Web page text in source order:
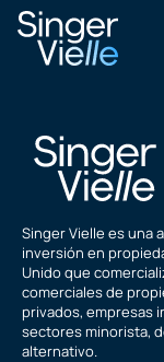
Gulbir
Singer Vielle es una
inversión en
Unido que
comerciales de
privados, empresas
sectores minorista,
alternativo.